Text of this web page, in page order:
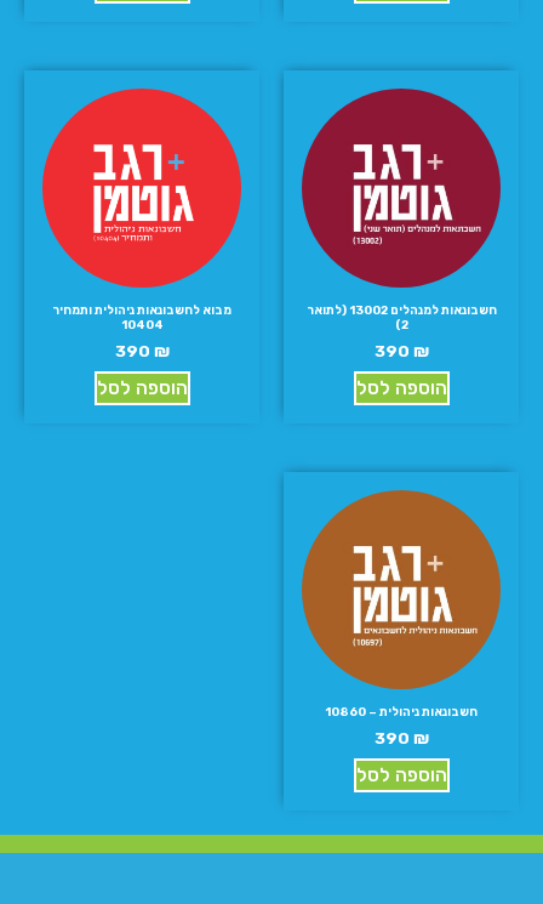
חשבונאות למנהלים 13002 (לתואר
2)
390 ₪
הוספה לסל
מבוא לחשבונאות ניהולית ותמחיר
10404
390 ₪
הוספה לסל
חשבונאות ניהולית – 10860
390 ₪
הוספה לסל